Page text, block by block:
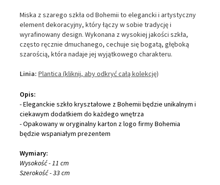
Miska z szarego szkła od Bohemii to elegancki i artystyczny
element dekoracyjny, który łączy w sobie tradycję i
wyrafinowany design. Wykonana z wysokiej jakości szkła,
często ręcznie dmuchanego, cechuje się bogatą, głęboką
szarością, która nadaje jej wyjątkowego charakteru.
Linia: Plantica (kliknij, aby odkryć całą kolekcję)
Opis:
- Eleganckie szkło kryształowe z Bohemii będzie unikalnym i
ciekawym dodatkiem do każdego wnętrza
- Opakowany w oryginalny karton z logo firmy Bohemia
będzie wspaniałym prezentem
Wymiary:
Wysokość- 11 cm
Szerokość- 33 cm